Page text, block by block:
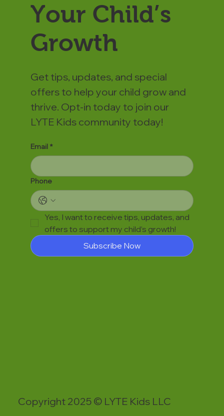
Your Child’s
Growth
Get tips, updates, and special
offers to help your child grow and
thrive. Opt-in today to join our
LYTE Kids community today!
Email *
Phone
Yes, I want to receive tips, updates, and
offers to support my child’s growth!
Subscribe Now
Copyright 2025 © LYTE Kids LLC